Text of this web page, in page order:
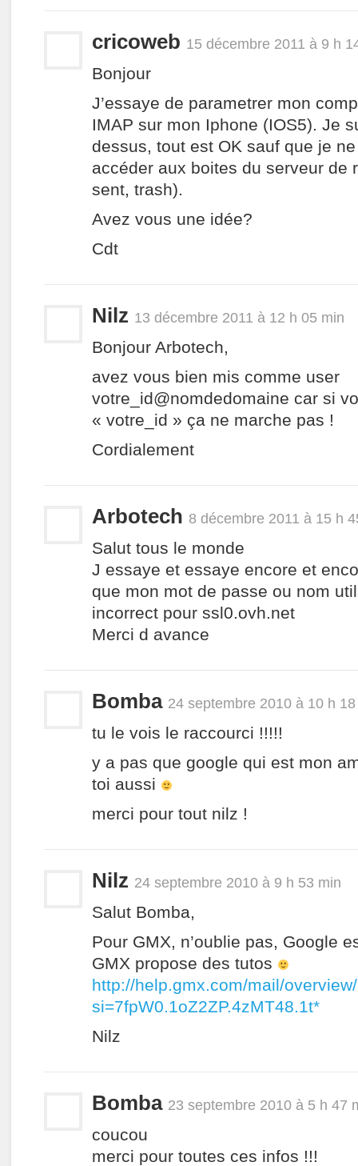
cricoweb 15 décembre 2011 à 9 h
Bonjour
J’essaye de parametrer mon
IMAP sur mon Iphone (IOS5). Je
dessus, tout est OK sauf que je
accéder aux boites du serveur de
sent, trash).
Avez vous une idée?
Cdt
Nilz 13 décembre 2011 à 12 h 05 min
Bonjour Arbotech,
avez vous bien mis comme user
votre_id@nomdedomaine car si
« votre_id » ça ne marche pas !
Cordialement
Arbotech 8 décembre 2011 à 15 h
Salut tous le monde
J essaye et essaye encore et
que mon mot de passe ou nom
incorrect pour ssl0.ovh.net
Merci d avance
Bomba 24 septembre 2010 à 10 h
tu le vois le raccourci !!!!!
y a pas que google qui est mon
toi aussi
merci pour tout nilz !
Nilz 24 septembre 2010 à 9 h 53 min
Salut Bomba,
Pour GMX, n’oublie pas, Google
GMX propose des tutos
http://help.gmx.com/mail/
si=7fpW0.1oZ2ZP.4zMT48.1t*
Nilz
Bomba 23 septembre 2010 à 5 h 47
coucou
merci pour toutes ces infos !!!